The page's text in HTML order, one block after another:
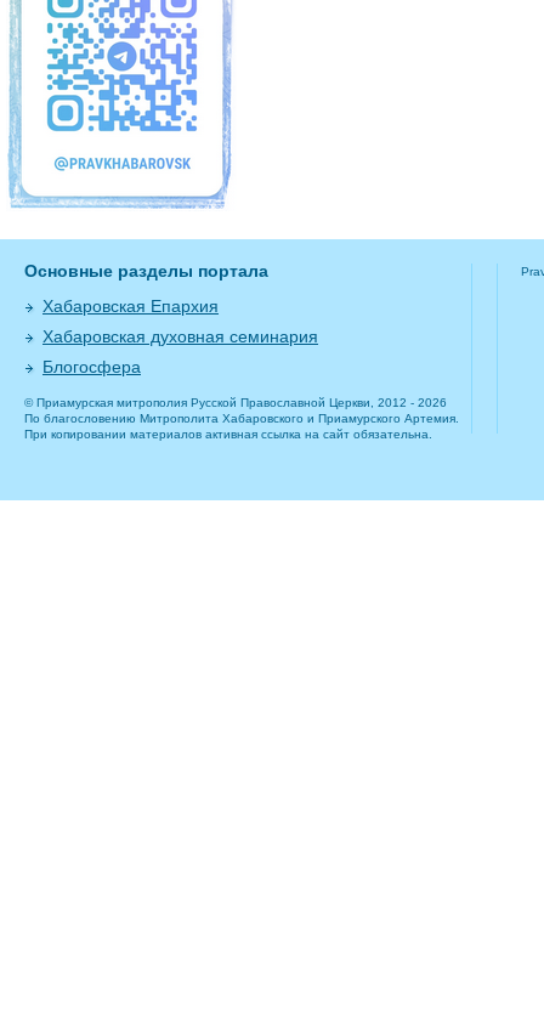
Основные разделы портала
Хабаровская Епархия
Хабаровская духовная семинария
Блогосфера
© Приамурская митрополия Русской Православной Церкви, 2012 - 2026
По благословению Митрополита Хабаровского и Приамурского Артемия.
При копировании материалов активная ссылка на сайт обязательна.